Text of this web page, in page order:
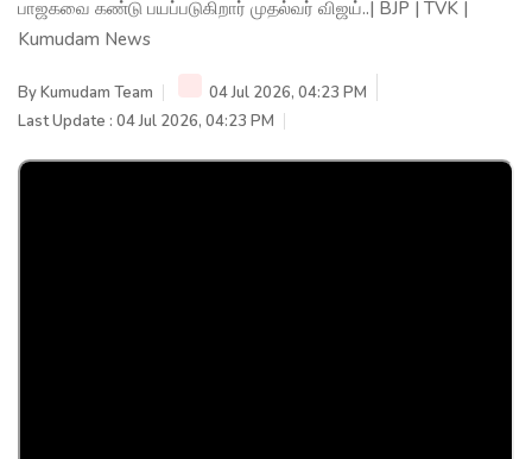
பாஜகவை கண்டு பயப்படுகிறார் முதல்வர் விஜய்..| BJP | TVK |
Kumudam News
ByKumudam Team
04 Jul 2026, 04:23 PM
Last Update : 04 Jul 2026, 04:23 PM